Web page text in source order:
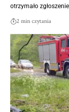
otrzymało
2 min czytania